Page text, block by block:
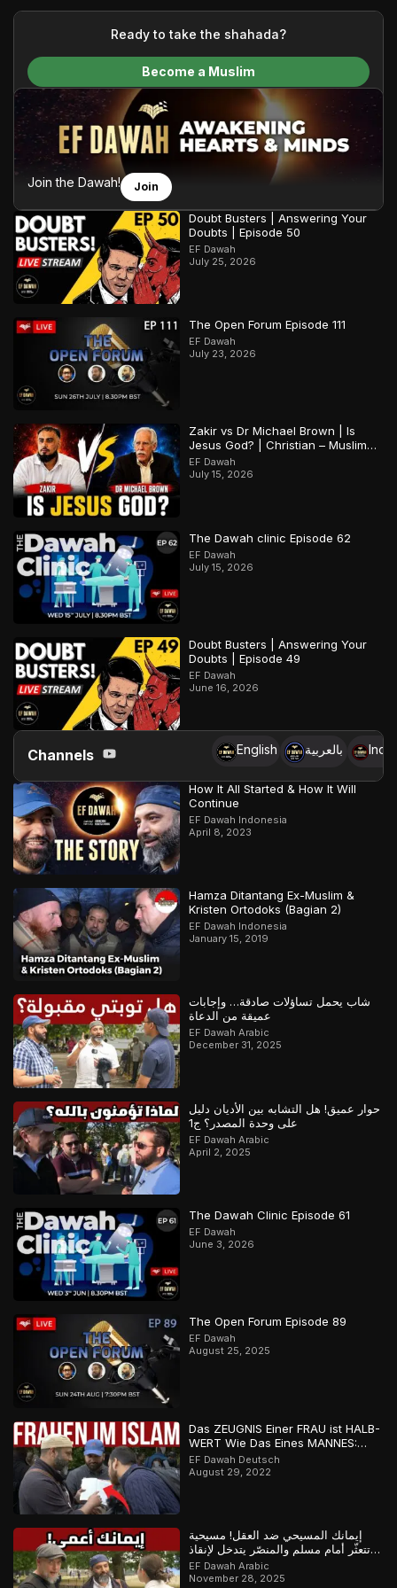
your generous donations, we are able to translate our
content and make Islam accessible to a global audience.
We do all of this with the permission of the Most High, and all
praise belongs to Allah, the Creator of the heavens and the
Ready to take the shahada?
Become a Muslim
Join the Dawah! Join
Doubt Busters | Answering Your
Doubts | Episode 50
EF Dawah
July 25, 2026
The Open Forum Episode 111
EF Dawah
July 23, 2026
Zakir vs Dr Michael Brown | Is
Jesus God? | Christian – Muslim
Debate
EF Dawah
July 15, 2026
The Dawah clinic Episode 62
EF Dawah
July 15, 2026
Doubt Busters | Answering Your
Doubts | Episode 49
EF Dawah
June 16, 2026
Channels English بالعربية
How It All Started & How It Will
Continue
EF Dawah Indonesia
April 8, 2023
Hamza Ditantang Ex-Muslim &
Kristen Ortodoks (Bagian 2)
EF Dawah Indonesia
January 15, 2019
شاب يحمل تساؤلات صادقة… وإجابات
عميقة من الدعاة
EF Dawah Arabic
December 31, 2025
حوار عميق! هل التشابه بين الأديان دليل
على وحدة المصدر؟ ج1
EF Dawah Arabic
April 2, 2025
The Dawah Clinic Episode 61
EF Dawah
June 3, 2026
The Open Forum Episode 89
EF Dawah
August 25, 2025
Das ZEUGNIS Einer FRAU ist HALB-
WERT Wie Das Eines MANNES:
Stimmt das?
EF Dawah Deutsch
August 29, 2022
إيمانك المسيحي ضد العقل! مسيحية
تتعثّر أمام مسلم والمنصّر يتدخل لإنقاذ
الموقف!
EF Dawah Arabic
November 28, 2025